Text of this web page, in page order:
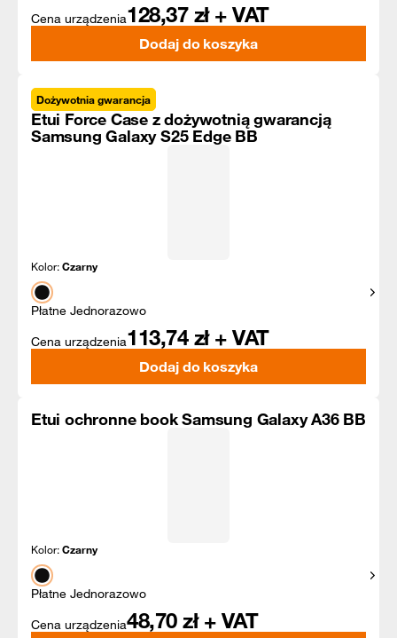
Cena urządzenia128,37 zł + VAT
Dodaj do koszyka
Dożywotnia gwarancja
Etui Force Case z dożywotnią gwarancją
Samsung Galaxy S25 Edge BB
Kolor:Czarny
Płatne Jednorazowo
Cena urządzenia113,74 zł + VAT
Dodaj do koszyka
Etui ochronne book Samsung Galaxy A36 BB
Kolor:Czarny
Płatne Jednorazowo
Cena urządzenia48,70 zł + VAT